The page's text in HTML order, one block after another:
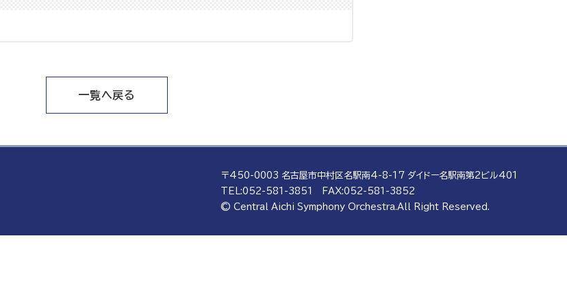
一覧へ戻る
〒450-0003 名古屋市中村区名駅南4-8-17 ダイドー名駅南第2ビル401
TEL:052-581-3851
FAX:052-581-3852
© Central Aichi Symphony Orchestra.All Right Reserved.